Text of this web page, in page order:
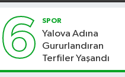
6 SPOR
Yalova Adına
Gururlandıran
Terfiler Yaşandı